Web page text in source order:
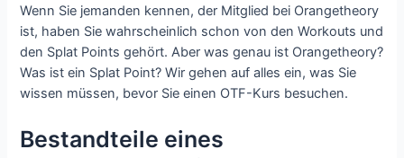
Wenn Sie jemanden kennen, der Mitglied bei Orangetheory
ist, haben Sie wahrscheinlich schon von den Workouts und
den Splat Points gehört. Aber was genau ist Orangetheory?
Was ist ein Splat Point? Wir gehen auf alles ein, was Sie
wissen müssen, bevor Sie einen OTF-Kurs besuchen.
Bestandteile eines